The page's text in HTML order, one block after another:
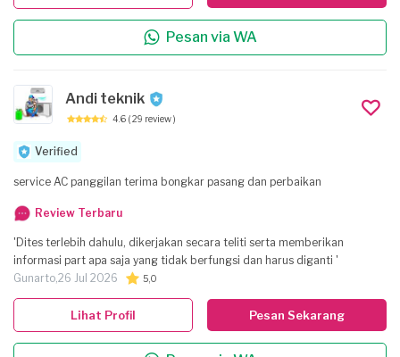
Pesan via WA
Andi teknik
4.6 ( 29 review )
Verified
service AC panggilan terima bongkar pasang dan perbaikan
Review Terbaru
'Dites terlebih dahulu, dikerjakan secara teliti serta memberikan
informasi part apa saja yang tidak berfungsi dan harus diganti '
Gunarto,26 Jul 2026 5,0
Pesan Sekarang
Lihat Profil